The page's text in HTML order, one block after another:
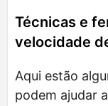
Técnicas e
velocidade
Aqui estão
podem ajudar